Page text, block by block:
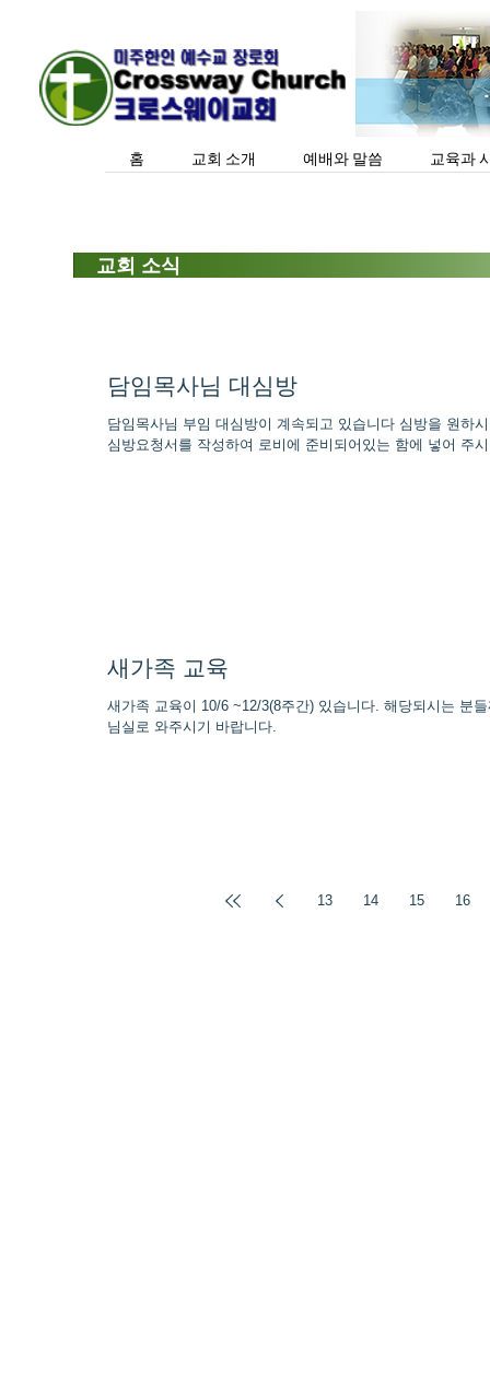
홈 교회 소개 예배와 말씀 교육과
교회 소식
담임목사님 대심방
담임목사님 부임 대심방이 계속되고 있습니다 심방을 원하
심방요청서를 작성하여 로비에 준비되어있는 함에 넣어 주
새가족 교육
새가족 교육이 10/6 ~12/3(8주간) 있습니다. 해당되시는 분
님실로 와주시기 바랍니다.
13 14 15 16